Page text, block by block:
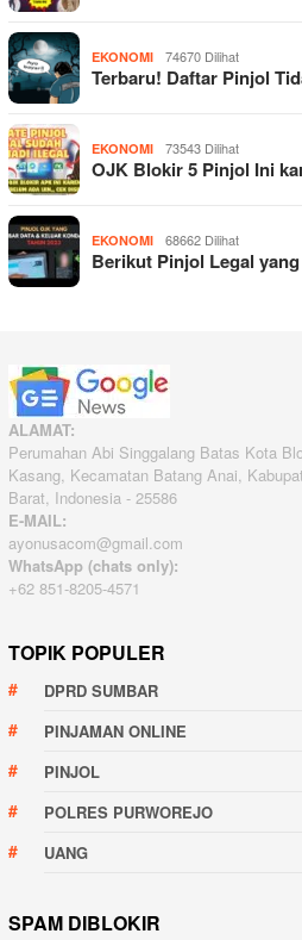
EKONOMI 74670 Dilihat
Terbaru! Daftar Pinjol
EKONOMI 73543 Dilihat
OJK Blokir 5 Pinjol Ini
EKONOMI 68662 Dilihat
Berikut Pinjol Legal
ALAMAT:
Perumahan Abi Singgalang Batas Kota
Kasang, Kecamatan Batang Anai,
Barat, Indonesia - 25586
E-MAIL:
ayonusacom@gmail.com
WhatsApp (chats only):
+62 851-8205-4571
TOPIK POPULER
DPRD SUMBAR
PINJAMAN ONLINE
PINJOL
POLRES PURWOREJO
UANG
SPAM DIBLOKIR